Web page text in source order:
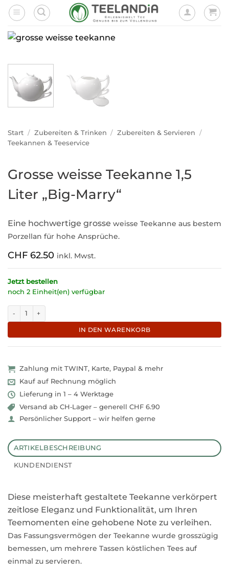
Zum
Inhalt
springen
Start / Zubereiten & Trinken / Zubereiten & Servieren
/
Teekannen & Teeservice
Grosse weisse Teekanne 1,5
Liter „Big-Marry“
Eine hochwertige grosse weisse Teekanne aus bestem
Porzellan für hohe Ansprüche.
CHF 62.50 inkl. Mwst.
Jetzt bestellen
noch 2 Einheit(en) verfügbar
Grosse weisse Teekanne 1,5 Liter "Big-Marry" Menge
IN DEN WARENKORB
Zahlung mit TWINT, Karte, Paypal & mehr
Kauf auf Rechnung möglich
Lieferung in 1 – 4 Werktage
Versand ab CH‑Lager – generell CHF 6.90
Persönlicher Support – wir helfen gerne
ARTIKELBESCHREIBUNG
KUNDENDIENST
Diese meisterhaft gestaltete Teekanne verkörpert
zeitlose Eleganz und Funktionalität, um Ihren
Teemomenten eine gehobene Note zu verleihen.
Das Fassungsvermögen der Teekanne wurde grosszügig
bemessen, um mehrere Tassen köstlichen Tees auf
einmal zu servieren.